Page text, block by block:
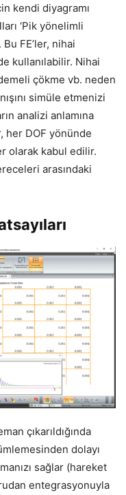
kendi diyagramı
‘Pik yönelimli
FE’ler, nihai
kullanılabilir. Nihai
çökme vb. neden
simüle etmenizi
analizi anlamına
her DOF yönünde
olarak kabul edilir.
arasındaki
çıkarıldığında
dolayı
sağlar (hareket
entegrasyonuyla